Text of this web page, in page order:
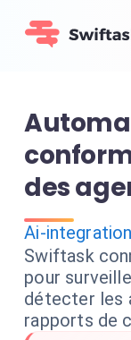
des
Ai-integration
Swiftask
pour
détecter les
rapports de